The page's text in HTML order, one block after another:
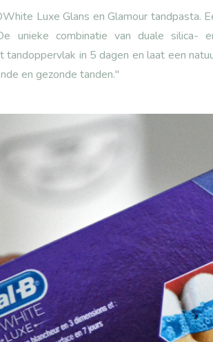
Luxe Glans en Glamour tandpasta.
unieke combinatie van duale silica-
tandoppervlak in 5 dagen en laat een
en gezonde tanden."